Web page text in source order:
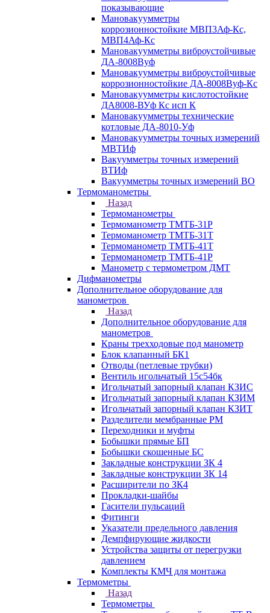
показывающие
Мановакуумметры
коррозионностойкие МВП3Аф-Кс,
МВП4Аф-Кс
Мановакуумметры виброустойчивые
ДА-8008Вуф
Мановакуумметры виброустойчивые
коррозионностойкие ДА-8008Вуф-Кс
Мановакуумметры кислотостойкие
ДА8008-ВУф Кс исп К
Мановакуумметры технические
котловые ДА-8010-Уф
Мановакуумметры точных измерений
МВТИф
Вакуумметры точных измерений
ВТИф
Вакуумметры точных измерений ВО
Термоманометры
Назад
Термоманометры
Термоманометр ТМТБ-31Р
Термоманометр ТМТБ-31Т
Термоманометр ТМТБ-41Т
Термоманометр ТМТБ-41Р
Манометр с термометром ДМТ
Дифманометры
Дополнительное оборудование для
манометров
Назад
Дополнительное оборудование для
манометров
Краны трехходовые под манометр
Блок клапанный БК1
Отводы (петлевые трубки)
Вентиль игольчатый 15с54бк
Игольчатый запорный клапан КЗИС
Игольчатый запорный клапан КЗИМ
Игольчатый запорный клапан КЗИТ
Разделители мембранные РМ
Переходники и муфты
Бобышки прямые БП
Бобышки скошенные БС
Закладные конструкции ЗК 4
Закладные конструкции ЗК 14
Расширители по ЗК4
Прокладки-шайбы
Гасители пульсаций
Фитинги
Указатели предельного давления
Демпфирующие жидкости
Устройства защиты от перегрузки
давлением
Комплекты КМЧ для монтажа
Термометры
Назад
Термометры